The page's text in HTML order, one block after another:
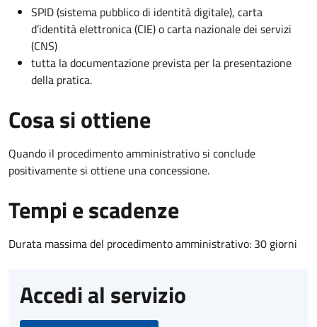
SPID (sistema pubblico di identità digitale), carta
d’identità elettronica (CIE) o carta nazionale dei servizi
(CNS)
tutta la documentazione prevista per la presentazione
della pratica.
Cosa si ottiene
Quando il procedimento amministrativo si conclude
positivamente si ottiene una concessione.
Tempi e scadenze
Durata massima del procedimento amministrativo: 30 giorni
Accedi al servizio